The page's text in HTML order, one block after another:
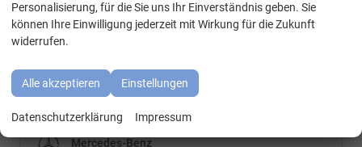
Geparkte Fahrzeuge (0)
BMW
Cupra
Mercedes-Benz
Personalisierung, für die Sie uns Ihr Einverständnis geben. Sie
können Ihre Einwilligung jederzeit mit Wirkung für die Zukunft
widerrufen.
Alle akzeptieren Einstellungen
Datenschutzerklärung Impressum